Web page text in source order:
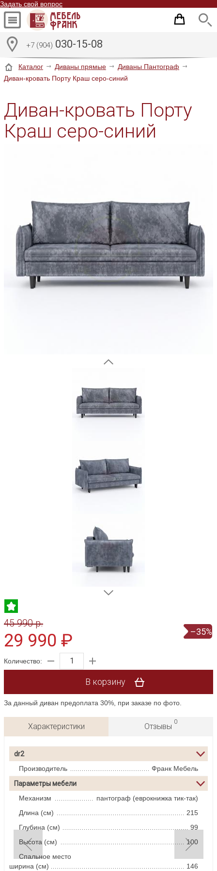
Задать свой вопрос
+7 (904) 030-15-08
Каталог Диваны прямые
Диваны Пантограф
Диван-кровать Порту Краш серо-синий
Диван-кровать Порту
Краш серо-синий
45 990 p.
–35%
29 990 ₽
Количество:
В корзину
За данный диван предоплата 30%, при заказе по фото.
Характеристики Отзывы
0
dr2
Производитель
Франк Мебель
Параметры мебели
Механизм
пантограф (еврокнижка тик-так)
Длина (см)
215
Глубина (см)
99
Высота (см)
100
Спальное место
ширина (см)
146